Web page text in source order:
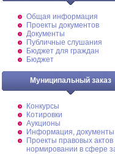
Общая информация
Проекты документов
Документы
Публичные слушания
Бюджет для граждан
Бюджет
Муниципальный заказ
Конкурсы
Котировки
Аукционы
Информация, документы
Проекты правовых актов
нормировании в сфере